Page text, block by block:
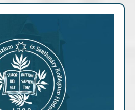
Archív cikkek